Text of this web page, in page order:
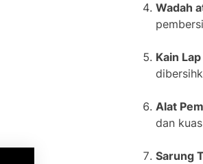
Wadah
Kain
Alat
dan
Sarung